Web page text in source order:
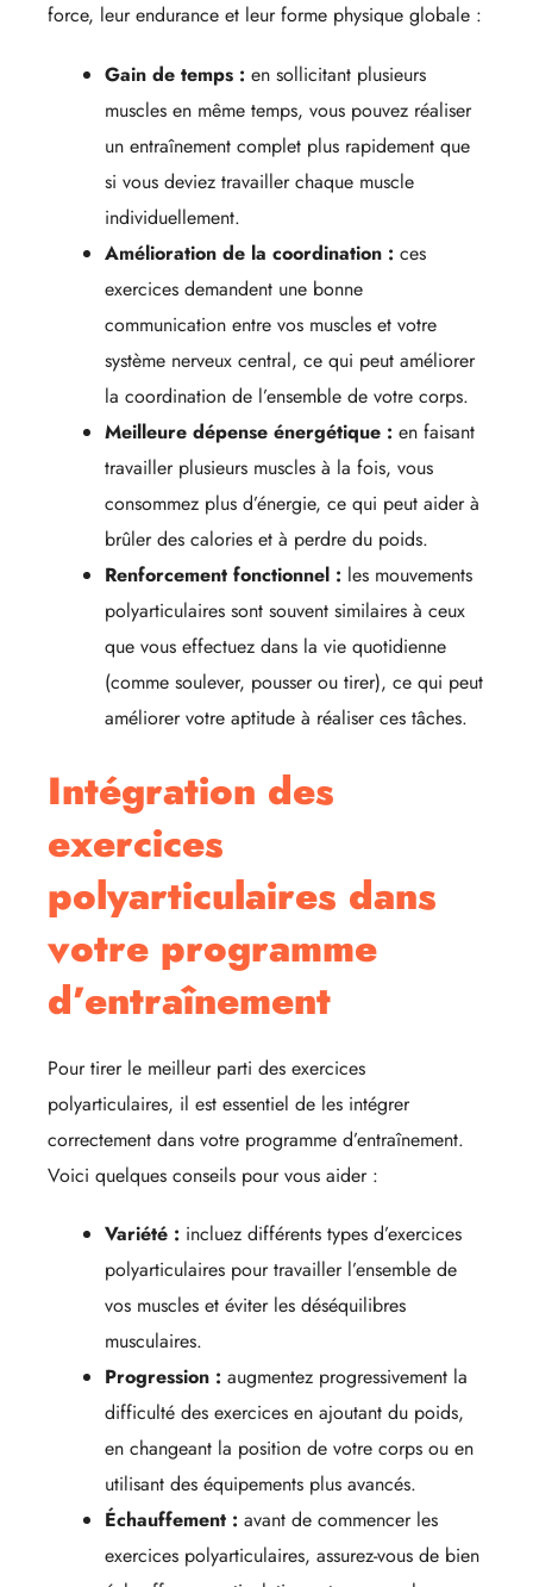
force, leur endurance et leur forme physique globale :
Gain de temps : en sollicitant plusieurs
muscles en même temps, vous pouvez réaliser
un entraînement complet plus rapidement que
si vous deviez travailler chaque muscle
individuellement.
Amélioration de la coordination : ces
exercices demandent une bonne
communication entre vos muscles et votre
système nerveux central, ce qui peut améliorer
la coordination de l’ensemble de votre corps.
Meilleure dépense énergétique : en faisant
travailler plusieurs muscles à la fois, vous
consommez plus d’énergie, ce qui peut aider à
brûler des calories et à perdre du poids.
Renforcement fonctionnel : les mouvements
polyarticulaires sont souvent similaires à ceux
que vous effectuez dans la vie quotidienne
(comme soulever, pousser ou tirer), ce qui peut
améliorer votre aptitude à réaliser ces tâches.
Intégration des
exercices
polyarticulaires dans
votre programme
d’entraînement
Pour tirer le meilleur parti des exercices
polyarticulaires, il est essentiel de les intégrer
correctement dans votre programme d’entraînement.
Voici quelques conseils pour vous aider :
Variété : incluez différents types d’exercices
polyarticulaires pour travailler l’ensemble de
vos muscles et éviter les déséquilibres
musculaires.
Progression : augmentez progressivement la
difficulté des exercices en ajoutant du poids,
en changeant la position de votre corps ou en
utilisant des équipements plus avancés.
Échauffement : avant de commencer les
exercices polyarticulaires, assurez-vous de bien